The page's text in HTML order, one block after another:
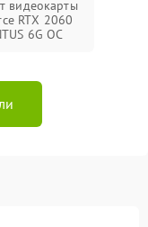
видеокарты
RTX 2060
6G OC